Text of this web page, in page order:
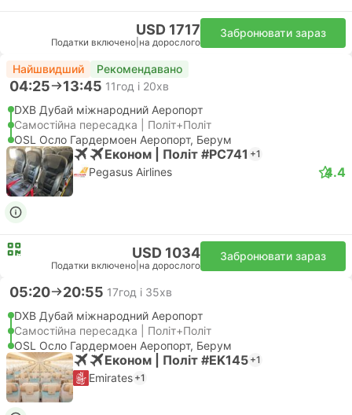
USD 1717
Податки включено на дорослого
Забронювати зараз
Найшвидший Рекомендавано
04:25 13:45 11год і 20хв
DXB Дубай міжнародний Аеропорт
Самостійна пересадка | Політ+Політ
OSL Осло Гардермоен Аеропорт, Берум
Економ | Політ #PC741 +1
Pegasus Airlines 4.4
USD 1034
Податки включено на дорослого
Забронювати зараз
05:20 20:55 17год і 35хв
DXB Дубай міжнародний Аеропорт
Самостійна пересадка | Політ+Політ
OSL Осло Гардермоен Аеропорт, Берум
Економ | Політ #EK145 +1
Emirates +1